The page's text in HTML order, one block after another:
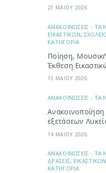
21 ΜΑΪΟΥ 2026
ΑΝΑΚΟΙΝΩΣΕΙΣ - ΤΑ
ΕΙΚΑΣΤΙΚΩΝ,
ΚΑΤΗΓΟΡΙΑ
Ποίηση,
Έκθεση
15 ΜΑΪΟΥ 2026
ΑΝΑΚΟΙΝΩΣΕΙΣ - ΤΑ
εξετάσεων
14 ΜΑΪΟΥ 2026
ΑΝΑΚΟΙΝΩΣΕΙΣ - ΤΑ
ΔΡΑΣΕΙΣ, ΕΙΚΑΣΤΙΚΩΝ
ΚΑΤΗΓΟΡΙΑ